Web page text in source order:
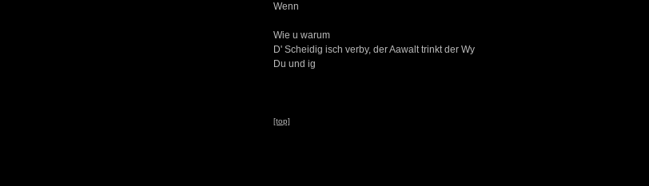
Wenn
Wie u warum
D' Scheidig isch verby, der Aawalt trinkt der Wy
Du und ig
[top]